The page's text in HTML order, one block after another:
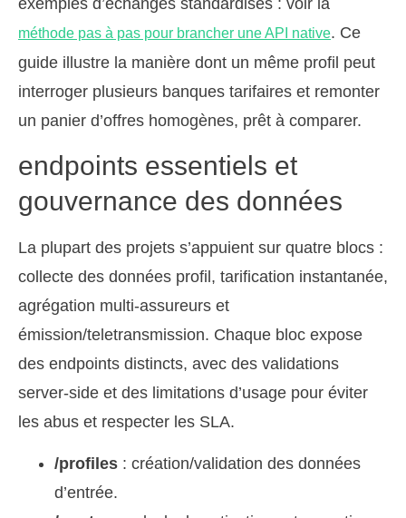
méthode pas à pas pour brancher une API native. Ce
guide illustre la manière dont un même profil peut
interroger plusieurs banques tarifaires et remonter
un panier d’offres homogènes, prêt à comparer.
endpoints essentiels et
gouvernance des données
La plupart des projets s’appuient sur quatre blocs :
collecte des données profil, tarification instantanée,
agrégation multi-assureurs et
émission/teletransmission. Chaque bloc expose
des endpoints distincts, avec des validations
server-side et des limitations d’usage pour éviter
les abus et respecter les SLA.
/profiles : création/validation des données
d’entrée.